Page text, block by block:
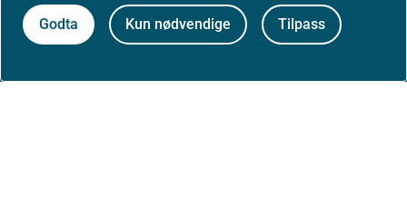
Godta Kun nødvendige Tilpass
Presse